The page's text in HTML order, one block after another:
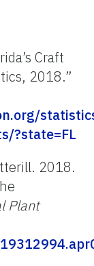
Craft
2018.”
?state=FL
2018.
Plant